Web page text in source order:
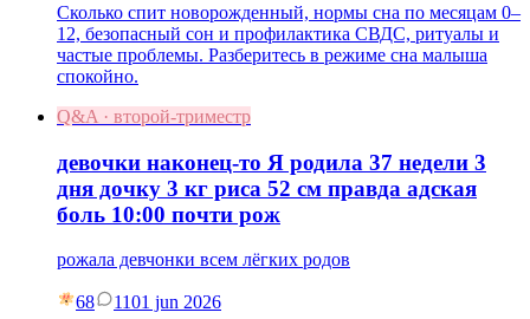
Сколько спит новорожденный, нормы сна по месяцам 0–
12, безопасный сон и профилактика СВДС, ритуалы и
частые проблемы. Разберитесь в режиме сна малыша
спокойно.
Q&A · второй-триместр
девочки наконец-то Я родила 37 недели 3
дня дочку 3 кг риса 52 см правда адская
боль 10:00 почти рож
рожала девчонки всем лёгких родов
68 1101 jun 2026